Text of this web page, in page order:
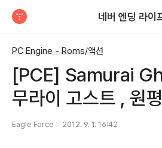
네버 엔딩 라이
PC Engine - Roms/액션
[PCE] Samurai
무라이 고스트 , 원
Eagle Force 2012. 9. 1. 16:42